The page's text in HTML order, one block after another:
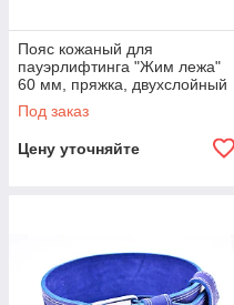
Пояс кожаный для
пауэрлифтинга "Жим лежа"
60 мм, пряжка, двухслойный
XS (50-70 см) S (60-80 см)
Под заказ
Цену уточняйте